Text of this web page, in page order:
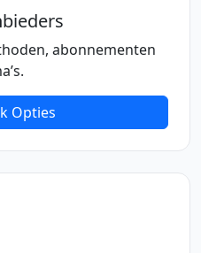
abonnementen
Opties